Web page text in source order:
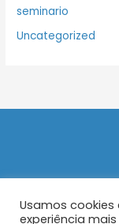
seminario
Uncategorized
Usamos
experiência